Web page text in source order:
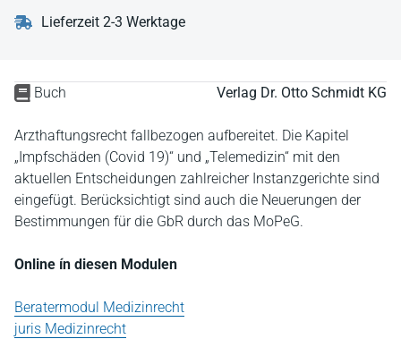
Buch Verlag Dr. Otto Schmidt KG
Arzthaftungsrecht fallbezogen aufbereitet. Die Kapitel
„Impfschäden (Covid 19)“ und „Telemedizin“ mit den
aktuellen Entscheidungen zahlreicher Instanzgerichte sind
eingefügt. Berücksichtigt sind auch die Neuerungen der
Bestimmungen für die GbR durch das MoPeG.
Online ín diesen Modulen
Beratermodul Medizinrecht
juris Medizinrecht
Lieferzeit 2-3 Werktage